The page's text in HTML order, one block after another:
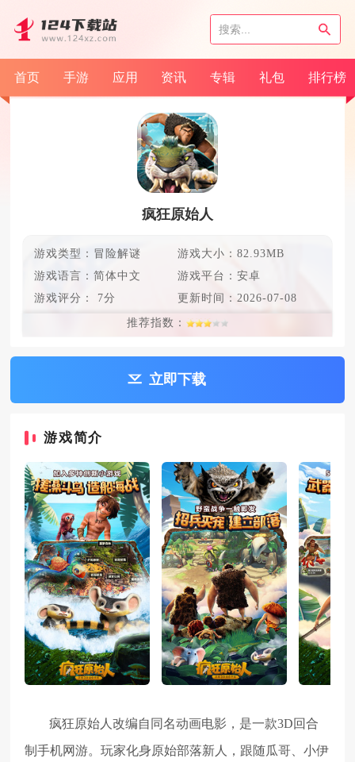
首页 手游 应用 资讯 专辑 礼包 排行榜
疯狂原始人
游戏类型：冒险解谜
游戏大小：82.93MB
游戏语言： 简体中文
游戏平台：安卓
游戏评分： 7分 更新时间： 2026-07-08
推荐指数：
立即下载
游戏简介
疯狂原始人改编自同名动画电影，是一款3D回合
制手机网游。玩家化身原始部落新人，跟随瓜哥、小伊